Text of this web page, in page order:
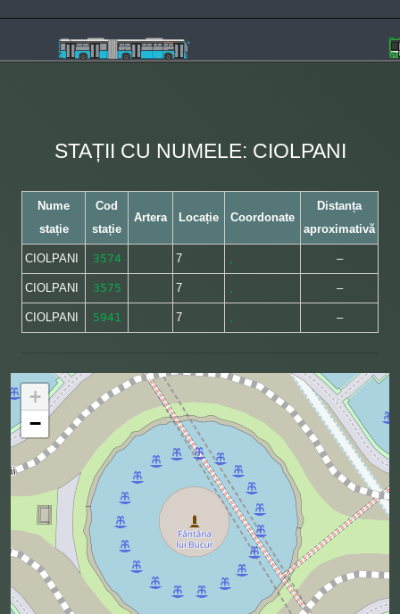
STAȚII CU NUMELE: CIOLPANI
Nume
stație
Cod
stație
Artera Locație Coordonate
Distanța
aproximativă
CIOLPANI 3574 7 , –
CIOLPANI 3575 7 , –
CIOLPANI 5941 7 , –
+
−